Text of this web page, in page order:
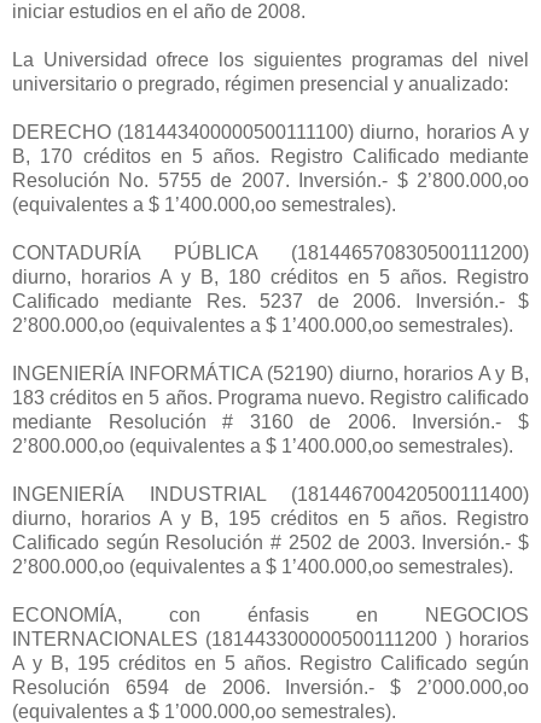
iniciar estudios en el año de 2008.
La Universidad ofrece los siguientes programas del nivel
universitario o pregrado, régimen presencial y anualizado:
DERECHO (181443400000500111100) diurno, horarios A y
B, 170 créditos en 5 años. Registro Calificado mediante
Resolución No. 5755 de 2007. Inversión.- $ 2’800.000,oo
(equivalentes a $ 1’400.000,oo semestrales).
CONTADURÍA PÚBLICA (181446570830500111200)
diurno, horarios A y B, 180 créditos en 5 años. Registro
Calificado mediante Res. 5237 de 2006. Inversión.- $
2’800.000,oo (equivalentes a $ 1’400.000,oo semestrales).
INGENIERÍA INFORMÁTICA (52190) diurno, horarios A y B,
183 créditos en 5 años. Programa nuevo. Registro calificado
mediante Resolución # 3160 de 2006. Inversión.- $
2’800.000,oo (equivalentes a $ 1’400.000,oo semestrales).
INGENIERÍA INDUSTRIAL (181446700420500111400)
diurno, horarios A y B, 195 créditos en 5 años. Registro
Calificado según Resolución # 2502 de 2003. Inversión.- $
2’800.000,oo (equivalentes a $ 1’400.000,oo semestrales).
ECONOMÍA, con énfasis en NEGOCIOS
INTERNACIONALES (181443300000500111200 ) horarios
A y B, 195 créditos en 5 años. Registro Calificado según
Resolución 6594 de 2006. Inversión.- $ 2’000.000,oo
(equivalentes a $ 1’000.000,oo semestrales).